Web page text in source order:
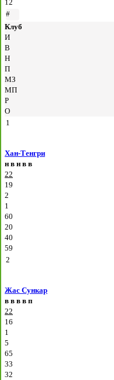
12
#
Клуб
И
В
Н
П
МЗ
МП
Р
О
1
Хан-Тенгри
н в н в в
22
19
2
1
60
20
40
59
2
Жас Сункар
в в в в п
22
16
1
5
65
33
32